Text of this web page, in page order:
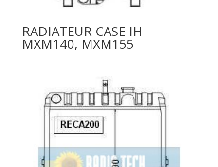
RADIATEUR CASE IH
MXM140, MXM155